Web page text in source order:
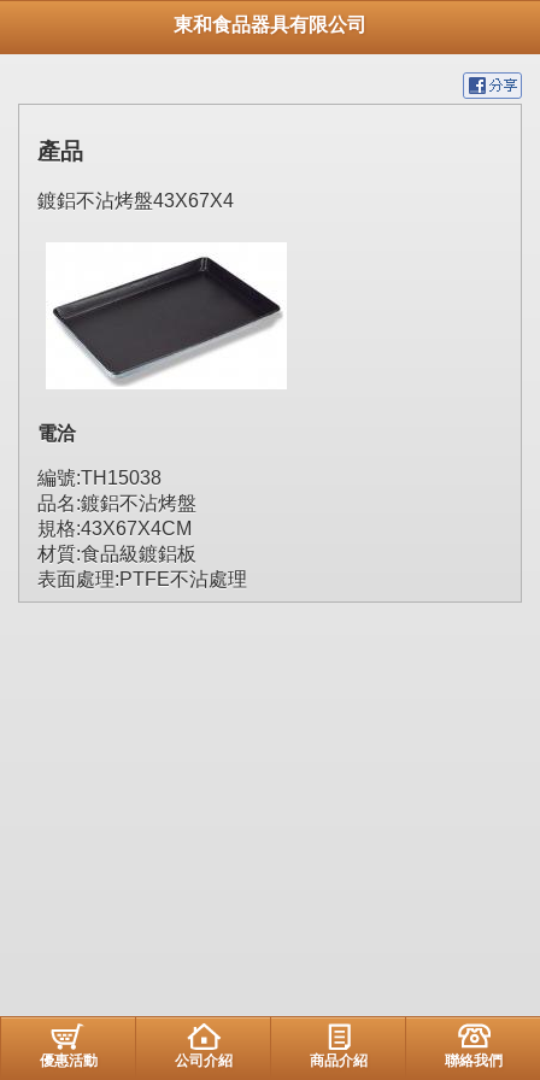
東和食品器具有限公司
產品
鍍鋁不沾烤盤43X67X4
電洽
編號:TH15038
品名:鍍鋁不沾烤盤
規格:43X67X4CM
材質:食品級鍍鋁板
表面處理:PTFE不沾處理
優惠活動 公司介紹 商品介紹 聯絡我們